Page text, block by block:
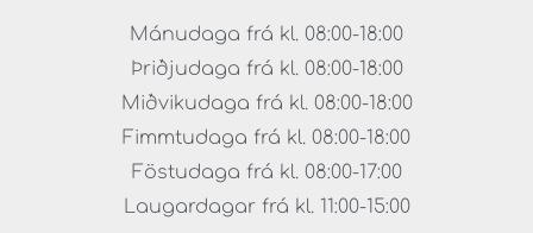
Mánudaga frá kl. 08:00-18:00
Þriðjudaga frá kl. 08:00-18:00
Miðvikudaga frá kl. 08:00-18:00
Fimmtudaga frá kl. 08:00-18:00
Föstudaga frá kl. 08:00-17:00
Laugardagar frá kl. 11:00-15:00